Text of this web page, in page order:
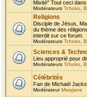
Mixité" Tout ceci
Modérateurs Tchoko
Religions
Disciple de Jésus,
du thème des
interdit sur ce forum.
Modérateurs Tchoko
Sciences &
Lieu approprié pour
Modérateurs Tchoko
Célébrités
Fan de Michaël
ModérateurMaryjane